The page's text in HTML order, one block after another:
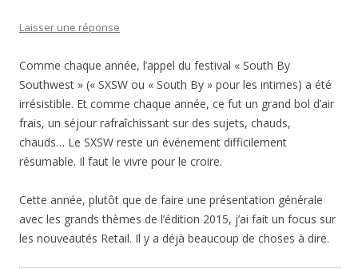
Laisser une réponse
Comme chaque année, l’appel du festival « South By
Southwest » (« SXSW ou « South By » pour les intimes) a été
irrésistible. Et comme chaque année, ce fut un grand bol d’air
frais, un séjour rafraîchissant sur des sujets, chauds,
chauds… Le SXSW reste un événement difficilement
résumable. Il faut le vivre pour le croire.
Cette année, plutôt que de faire une présentation générale
avec les grands thèmes de l’édition 2015, j’ai fait un focus sur
les nouveautés Retail. Il y a déjà beaucoup de choses à dire.